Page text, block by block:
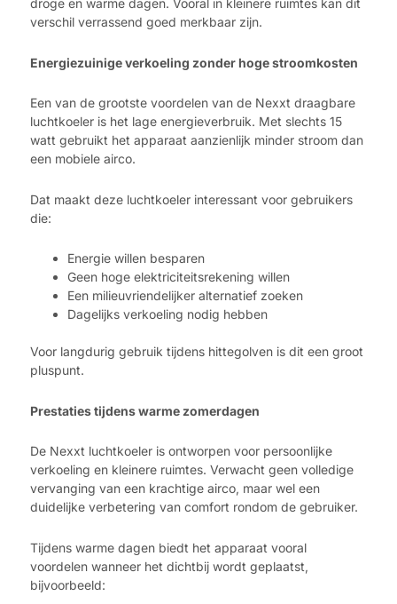
droge en warme dagen. Vooral in kleinere ruimtes kan dit
verschil verrassend goed merkbaar zijn.
Energiezuinige verkoeling zonder hoge stroomkosten
Een van de grootste voordelen van de Nexxt draagbare
luchtkoeler is het lage energieverbruik. Met slechts 15
watt gebruikt het apparaat aanzienlijk minder stroom dan
een mobiele airco.
Dat maakt deze luchtkoeler interessant voor gebruikers
die:
Energie willen besparen
Geen hoge elektriciteitsrekening willen
Een milieuvriendelijker alternatief zoeken
Dagelijks verkoeling nodig hebben
Voor langdurig gebruik tijdens hittegolven is dit een groot
pluspunt.
Prestaties tijdens warme zomerdagen
De Nexxt luchtkoeler is ontworpen voor persoonlijke
verkoeling en kleinere ruimtes. Verwacht geen volledige
vervanging van een krachtige airco, maar wel een
duidelijke verbetering van comfort rondom de gebruiker.
Tijdens warme dagen biedt het apparaat vooral
voordelen wanneer het dichtbij wordt geplaatst,
bijvoorbeeld: